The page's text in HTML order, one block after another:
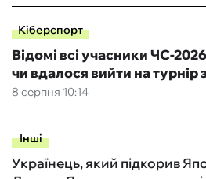
Кіберспорт
8 серпня 10:14
Відомі всі учасники ЧС-
чи вдалося вийти на турнір
Інші
Українець, який підкорив